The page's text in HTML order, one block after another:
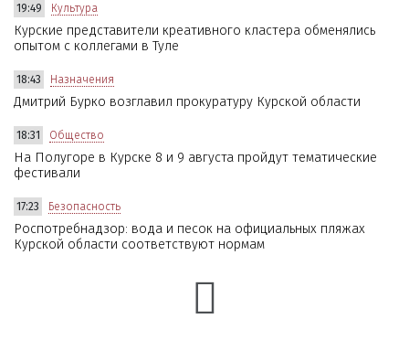
19:49 Культура
Курские представители креативного кластера обменялись
опытом с коллегами в Туле
18:43 Назначения
Дмитрий Бурко возглавил прокуратуру Курской области
18:31 Общество
На Полугоре в Курске 8 и 9 августа пройдут тематические
фестивали
17:23 Безопасность
Роспотребнадзор: вода и песок на официальных пляжах
Курской области соответствуют нормам